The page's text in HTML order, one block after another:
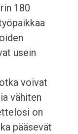
180
usein
voivat
vähiten
on
pääsevät